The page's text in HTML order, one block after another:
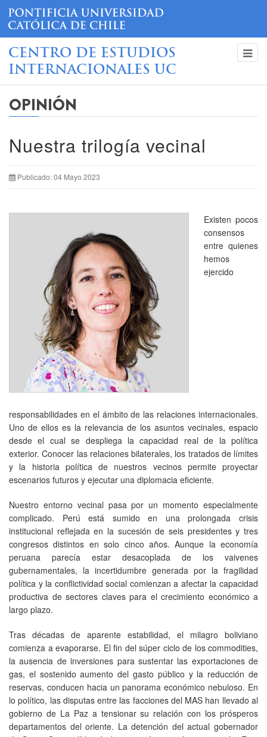
CENTRO DE ESTUDIOS
INTERNACIONALES UC
OPINIÓN
Nuestra trilogía vecinal
Publicado: 04 Mayo 2023
Existen pocos
consensos
entre quienes
hemos
ejercido
responsabilidades en el ámbito de las relaciones internacionales.
Uno de ellos es la relevancia de los asuntos vecinales, espacio
desde el cual se despliega la capacidad real de la política
exterior. Conocer las relaciones bilaterales, los tratados de límites
y la historia política de nuestros vecinos permite proyectar
escenarios futuros y ejecutar una diplomacia eficiente.
Nuestro entorno vecinal pasa por un momento especialmente
complicado. Perú está sumido en una prolongada crisis
institucional reflejada en la sucesión de seis presidentes y tres
congresos distintos en solo cinco años. Aunque la economía
peruana parecía estar desacoplada de los vaivenes
gubernamentales, la incertidumbre generada por la fragilidad
política y la conflictividad social comienzan a afectar la capacidad
productiva de sectores claves para el crecimiento económico a
largo plazo.
Tras décadas de aparente estabilidad, el milagro boliviano
comienza a evaporarse. El fin del súper ciclo de los commodities,
la ausencia de inversiones para sustentar las exportaciones de
gas, el sostenido aumento del gasto público y la reducción de
reservas, conducen hacia un panorama económico nebuloso. En
lo político, las disputas entre las facciones del MAS han llevado al
gobierno de La Paz a tensionar su relación con los prósperos
departamentos del oriente. La detención del actual gobernador